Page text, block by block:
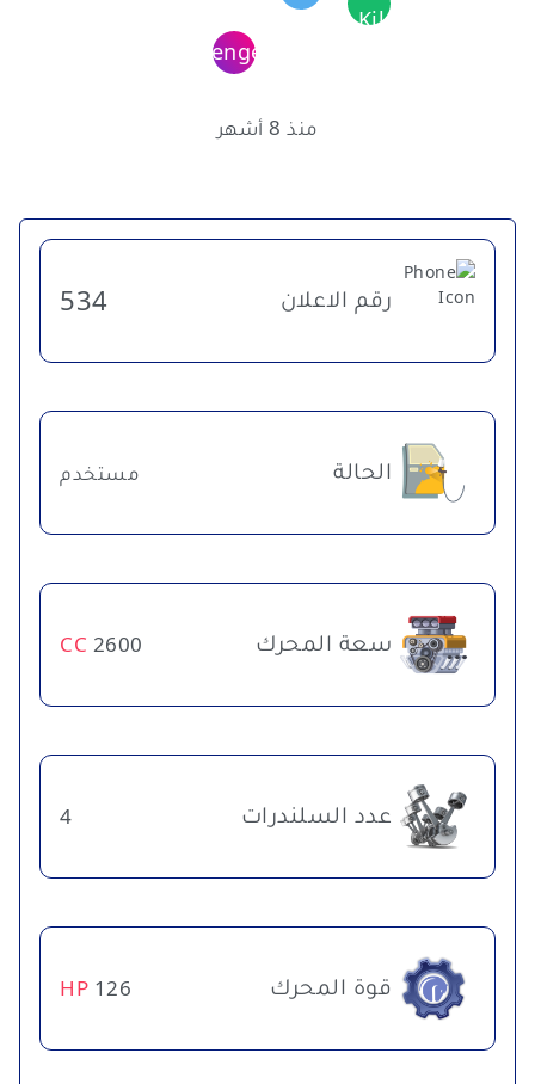
منذ 8 أشهر
رقم الاعلان 534
الحالة مستخدم
سعة المحرك 2600
CC
عدد السلندرات 4
قوة المحرك 126
HP